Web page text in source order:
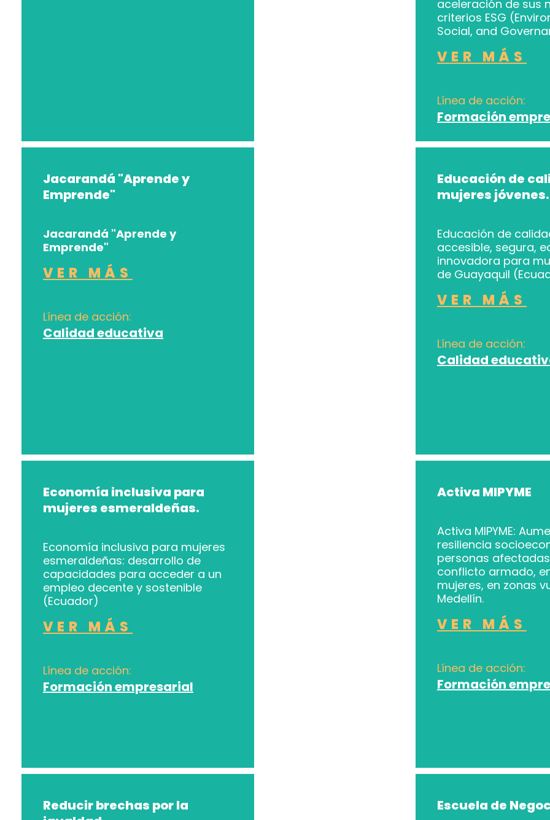
aceleración de sus
criterios ESG
Social, and
VER MÁS
Línea de acción:
Formación
Jacarandá "Aprende y
Emprende"
Jacarandá "Aprende y
Emprende"
VER MÁS
Línea de acción:
Calidad educativa
Educación de
mujeres jóvenes.
Educación de
accesible, segura,
innovadora para
de Guayaquil
VER MÁS
Línea de acción:
Calidad
Economía inclusiva para
mujeres esmeraldeñas.
Economía inclusiva para mujeres
esmeraldeñas: desarrollo de
capacidades para acceder a un
empleo decente y sostenible
(Ecuador)
VER MÁS
Línea de acción:
Formación empresarial
Activa MIPYME
Activa MIPYME:
resiliencia
personas
conflicto armado,
mujeres, en zonas
Medellín.
VER MÁS
Línea de acción:
Formación
Reducir brechas por la
Escuela de